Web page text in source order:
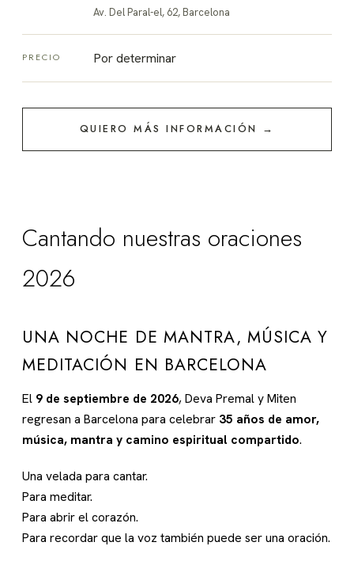
Av. Del Paral-el, 62, Barcelona
PRECIO Por determinar
QUIERO MÁS INFORMACIÓN →
Cantando nuestras oraciones
2026
UNA NOCHE DE MANTRA, MÚSICA Y
MEDITACIÓN EN BARCELONA
El 9 de septiembre de 2026, Deva Premal y Miten
regresan a Barcelona para celebrar 35 años de amor,
música, mantra y camino espiritual compartido.
Una velada para cantar.
Para meditar.
Para abrir el corazón.
Para recordar que la voz también puede ser una oración.